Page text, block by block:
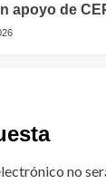
apoyo de
no